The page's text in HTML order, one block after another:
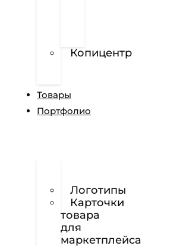
Копицентр
Товары
Портфолио
Логотипы
Карточки
товара
для
маркетплейса